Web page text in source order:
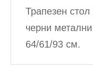
Трапезен
черни
64/61/93 см.